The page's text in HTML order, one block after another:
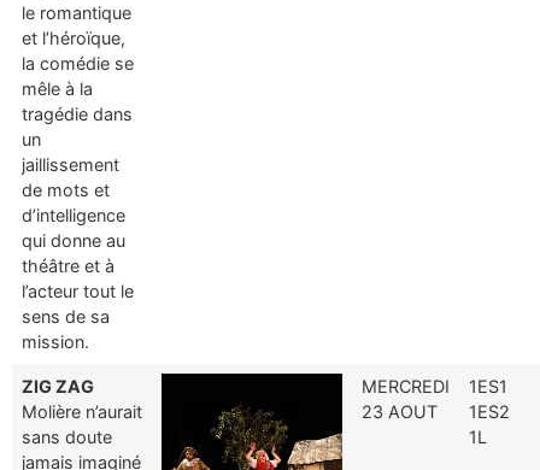
le romantique
et l’héroïque,
la comédie se
mêle à la
tragédie dans
un
jaillissement
de mots et
d’intelligence
qui donne au
théâtre et à
l’acteur tout le
sens de sa
mission.
ZIG ZAG
Molière n’aurait
sans doute
jamais imaginé
MERCREDI
23 AOUT
1ES1
1ES2
1L